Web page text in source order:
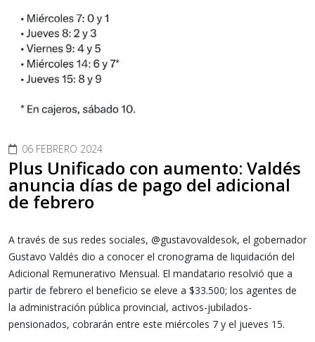
06 FEBRERO 2024
Plus Unificado con aumento: Valdés
anuncia días de pago del adicional
de febrero
A través de sus redes sociales, @gustavovaldesok, el gobernador
Gustavo Valdés dio a conocer el cronograma de liquidación del
Adicional Remunerativo Mensual. El mandatario resolvió que a
partir de febrero el beneficio se eleve a $33.500; los agentes de
la administración pública provincial, activos-jubilados-
pensionados, cobrarán entre este miércoles 7 y el jueves 15.